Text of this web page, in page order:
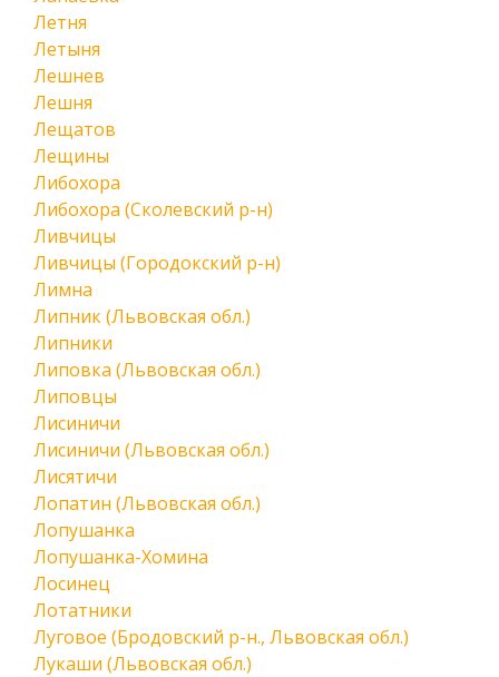
Летня
Летыня
Лешнев
Лешня
Лещатов
Лещины
Либохора
Либохора (Сколевский р-н)
Ливчицы
Ливчицы (Городокский р-н)
Лимна
Липник (Львовская обл.)
Липники
Липовка (Львовская обл.)
Липовцы
Лисиничи
Лисиничи (Львовская обл.)
Лисятичи
Лопатин (Львовская обл.)
Лопушанка
Лопушанка-Хомина
Лосинец
Лотатники
Луговое (Бродовский р-н., Львовская обл.)
Лукаши (Львовская обл.)